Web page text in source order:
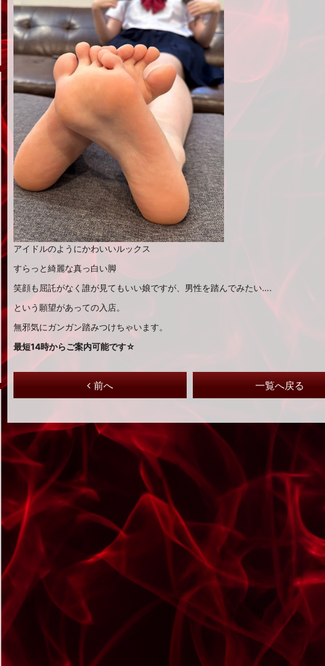
アイドルのようにかわいいルックス
すらっと綺麗な真っ白い脚
笑顔も屈託がなく誰が見てもいい娘ですが、男性を踏んでみたい….
という願望があっての入店。
無邪気にガンガン踏みつけちゃいます。
最短14時からご案内可能です☆
前へ 一覧へ戻る